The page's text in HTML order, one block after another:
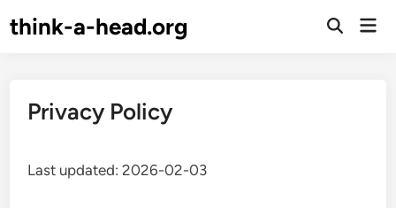
tothink-a-head.org
Open
Privacy Policy
Last updated: 2026-02-03